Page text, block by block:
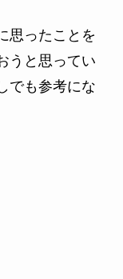
思ったことを
うと思ってい
でも参考にな